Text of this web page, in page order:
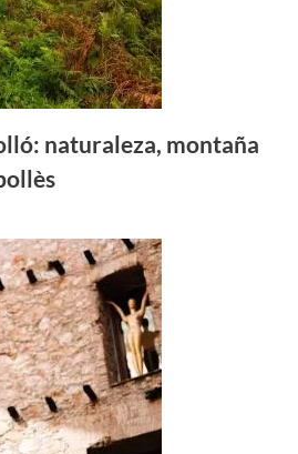
naturaleza, montaña